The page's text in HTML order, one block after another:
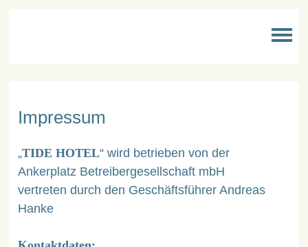
Impressum
„TIDE HOTEL“ wird betrieben von der
Ankerplatz Betreibergesellschaft mbH
vertreten durch den Geschäftsführer Andreas
Hanke